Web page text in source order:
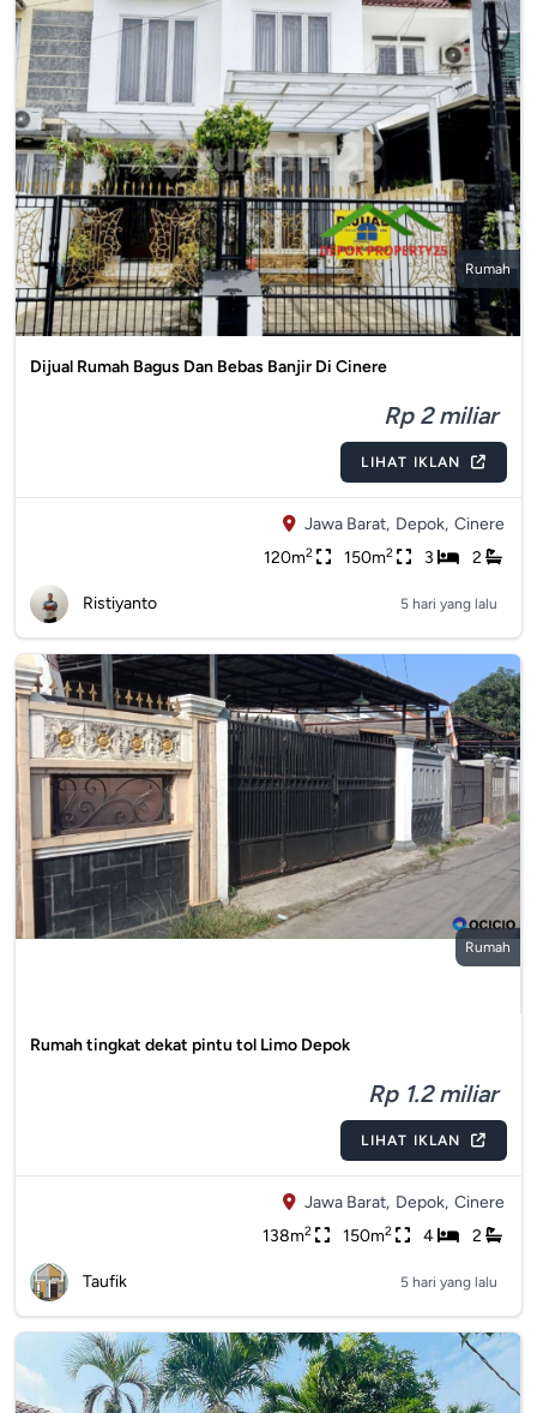
Rumah
Dijual Rumah Bagus Dan Bebas Banjir Di Cinere
Rp 2 miliar
LIHAT IKLAN
Jawa Barat, Depok, Cinere
120m2 150m2 3 2
Ristiyanto 5 hari yang lalu
Rumah
Rumah tingkat dekat pintu tol Limo Depok
Rp 1.2 miliar
LIHAT IKLAN
Jawa Barat, Depok, Cinere
138m2 150m2 4 2
Taufik 5 hari yang lalu